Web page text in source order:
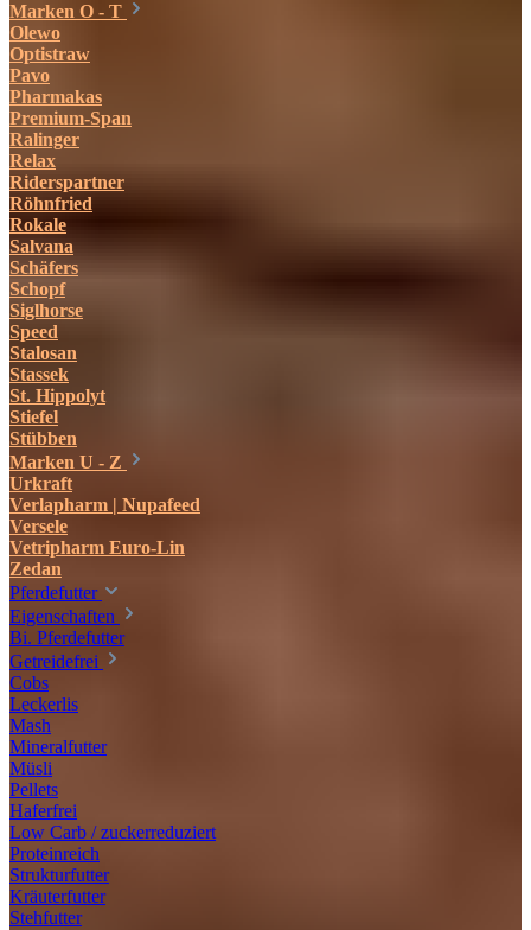
Marken O - T
Olewo
Optistraw
Pavo
Pharmakas
Premium-Span
Ralinger
Relax
Riderspartner
Röhnfried
Rokale
Salvana
Schäfers
Schopf
Siglhorse
Speed
Stalosan
Stassek
St. Hippolyt
Stiefel
Stübben
Marken U - Z
Urkraft
Verlapharm | Nupafeed
Versele
Vetripharm Euro-Lin
Zedan
Pferdefutter
Eigenschaften
Bi. Pferdefutter
Getreidefrei
Cobs
Leckerlis
Mash
Mineralfutter
Müsli
Pellets
Haferfrei
Low Carb / zuckerreduziert
Proteinreich
Strukturfutter
Kräuterfutter
Stehfutter